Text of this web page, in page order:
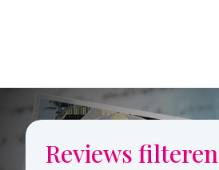
Reviews filteren